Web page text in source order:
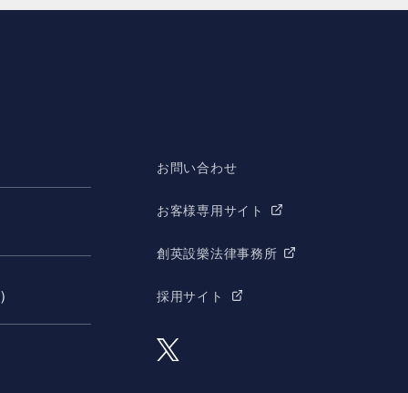
お問い合わせ
お客様専用サイト
創英設樂法律事務所
採用サイト